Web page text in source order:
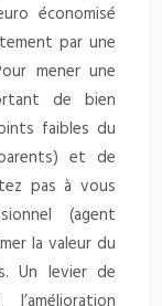
économisé
par une
mener une
de bien
faibles du
et de
pas à vous
(agent
la valeur du
Un levier de